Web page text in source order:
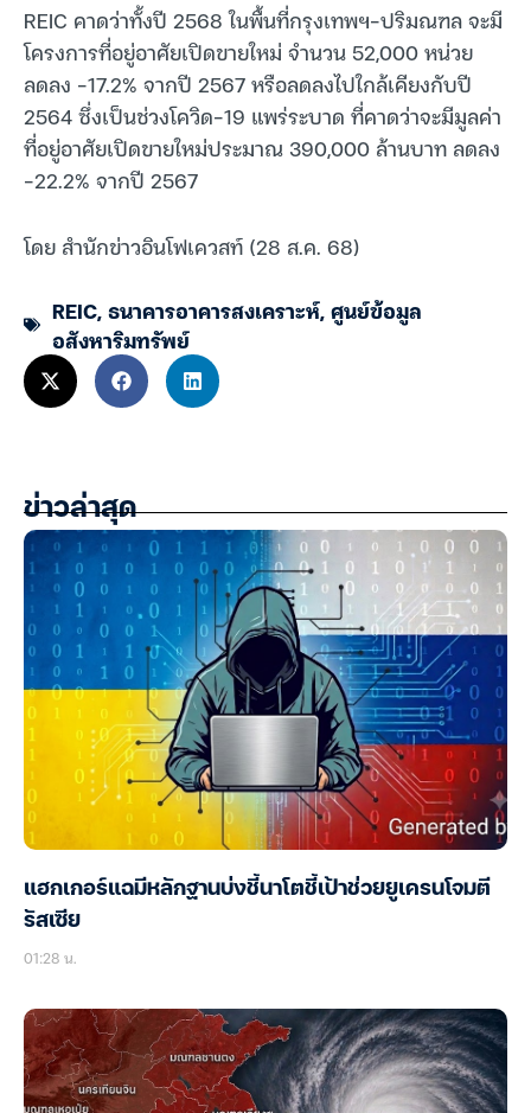
REIC คาดว่าทั้งปี 2568 ในพื้นที่กรุงเทพฯ-ปริมณฑล จะมี
โครงการที่อยู่อาศัยเปิดขายใหม่ จำนวน 52,000 หน่วย
ลดลง -17.2% จากปี 2567 หรือลดลงไปใกล้เคียงกับปี
2564 ซึ่งเป็นช่วงโควิด-19 แพร่ระบาด ที่คาดว่าจะมีมูลค่า
ที่อยู่อาศัยเปิดขายใหม่ประมาณ 390,000 ล้านบาท ลดลง
-22.2% จากปี 2567
โดย สำนักข่าวอินโฟเควสท์ (28 ส.ค. 68)
REIC,ธนาคารอาคารสงเคราะห์,ศูนย์ข้อมูล
อสังหาริมทรัพย์
ข่าวล่าสุด
แฮกเกอร์แฉมีหลักฐานบ่งชี้นาโตชี้เป้าช่วยยูเครนโจมตี
รัสเซีย
01:28 น.